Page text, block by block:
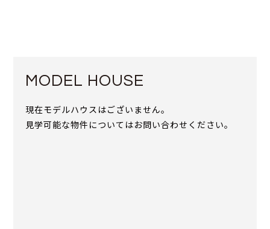
MODEL HOUSE
現在モデルハウスはございません。
見学可能な物件についてはお問い合わせください。